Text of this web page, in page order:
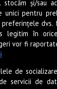
stocăm și/sau
unici pentru
legitim în
vor fi
de
servicii de